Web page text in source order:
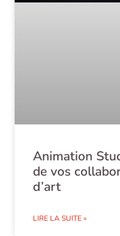
Animation
de vos
d’art
LIRE LA SUITE »